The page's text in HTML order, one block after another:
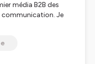
média B2B des
communication. Je
histoire, analyser